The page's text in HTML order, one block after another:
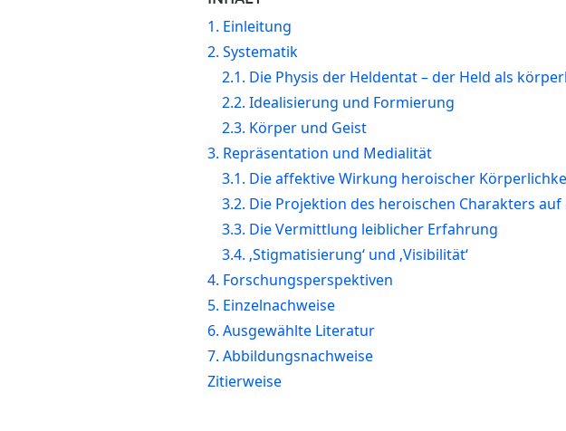
1. Einleitung
2. Systematik
2.1. Die Physis der Heldentat – der Held als
2.2. Idealisierung und Formierung
2.3. Körper und Geist
3. Repräsentation und Medialität
3.1. Die affektive Wirkung heroischer
3.2. Die Projektion des heroischen Charakters
3.3. Die Vermittlung leiblicher Erfahrung
3.4. ‚Stigmatisierung‘ und ‚Visibilität‘
4. Forschungsperspektiven
5. Einzelnachweise
6. Ausgewählte Literatur
7. Abbildungsnachweise
Zitierweise